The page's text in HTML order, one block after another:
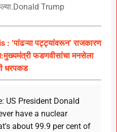
केल्या.Donald Trump
‘पांढऱ्या पट्ट्यांवरून’ राजकारण
फडणवीसांचा मनसेला
धरपकड
US President Donald
have a nuclear
about 99.9 per cent of